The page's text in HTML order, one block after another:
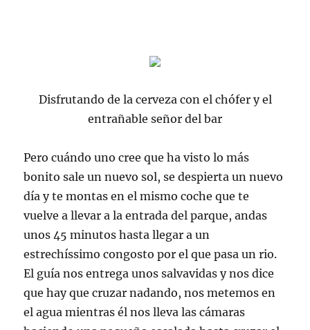
Disfrutando de la cerveza con el chófer y el
entrañable señor del bar
Pero cuándo uno cree que ha visto lo más
bonito sale un nuevo sol, se despierta un nuevo
día y te montas en el mismo coche que te
vuelve a llevar a la entrada del parque, andas
unos 45 minutos hasta llegar a un
estrechíssimo congosto por el que pasa unrio.
El guía nos entrega unos salvavidas y nos dice
que hay que cruzar nadando, nos metemos en
el agua mientras él nos lleva las cámaras